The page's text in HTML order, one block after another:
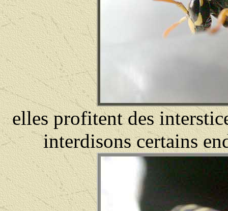
elles profitent des
interdisons certains